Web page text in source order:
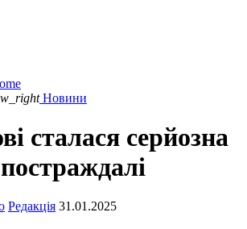
Новини
сталася серйозна
Редакція 31.01.2025